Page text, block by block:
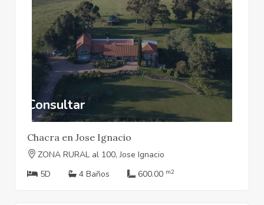
Consultar
Chacra en Jose Ignacio
ZONA RURAL al 100, Jose Ignacio
5D
4 Baños 600.00 m2